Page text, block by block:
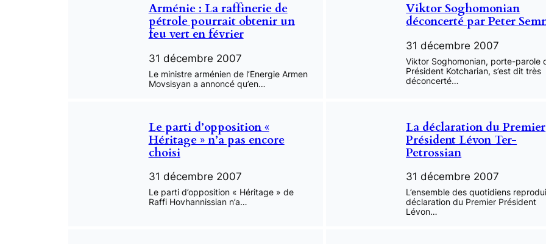
Arménie : La raffinerie de
pétrole pourrait obtenir un
feu vert en février
31 décembre 2007
Le ministre arménien de l’Energie Armen
Movsisyan a annoncé qu’en…
Viktor Soghomonian
déconcerté par Peter
31 décembre 2007
Viktor Soghomonian, porte-parole
Président Kotcharian, s’est dit très
déconcerté…
Le parti d’opposition «
Héritage » n’a pas encore
choisi
31 décembre 2007
Le parti d’opposition « Héritage » de
Raffi Hovhannissian n’a…
La déclaration du Premier
Président Lévon Ter-
Petrossian
31 décembre 2007
L’ensemble des quotidiens
déclaration du Premier Président
Lévon…